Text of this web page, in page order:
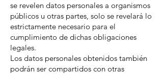
se revelen datos personales a organismos
públicos u otras partes, solo se revelará lo
estrictamente necesario para el
cumplimiento de dichas obligaciones
legales.
Los datos personales obtenidos también
podrán ser compartidos con otras